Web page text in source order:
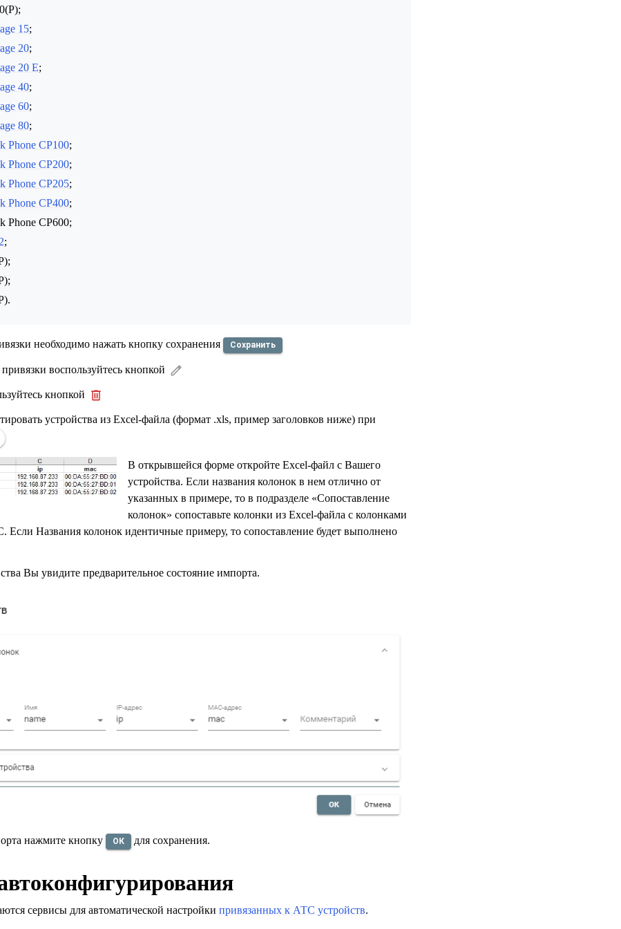
15;
20;
20 E;
40;
60;
80;
Phone CP100;
Phone CP200;
Phone CP205;
Phone CP400;
Phone CP600;
;
необходимо нажать кнопку сохранения Сохранить
воспользуйтесь кнопкой
кнопкой
устройства из Excel-файла (формат .xls, пример заголовков ниже) при
В открывшейся форме откройте Excel-файл с Вашего
устройства. Если названия колонок в нем отлично от
указанных в примере, то в подразделе «Сопоставление
колонок» сопоставьте колонки из Excel-файла с колонками
Если Названия колонок идентичные примеру, то сопоставление будет выполнено
Вы увидите предварительное состояние импорта.
нажмите кнопку ОК для сохранения.
сервисы для автоматической настройки привязанных к АТС устройств.